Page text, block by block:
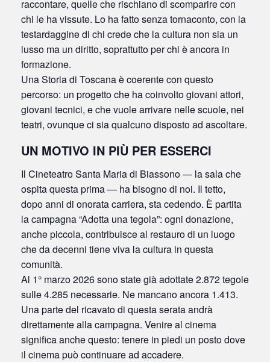
raccontare, quelle che rischiano di scomparire con
chi le ha vissute. Lo ha fatto senza tornaconto, con la
testardaggine di chi crede che la cultura non sia un
lusso ma un diritto, soprattutto per chi è ancora in
formazione.
Una Storia di Toscana è coerente con questo
percorso: un progetto che ha coinvolto giovani attori,
giovani tecnici, e che vuole arrivare nelle scuole, nei
teatri, ovunque ci sia qualcuno disposto ad ascoltare.
UN MOTIVO IN PIÙ PER ESSERCI
Il Cineteatro Santa Maria di Biassono — la sala che
ospita questa prima — ha bisogno di noi. Il tetto,
dopo anni di onorata carriera, sta cedendo. È partita
la campagna “Adotta una tegola”: ogni donazione,
anche piccola, contribuisce al restauro di un luogo
che da decenni tiene viva la cultura in questa
comunità.
Al 1° marzo 2026 sono state già adottate 2.872 tegole
sulle 4.285 necessarie. Ne mancano ancora 1.413.
Una parte del ricavato di questa serata andrà
direttamente alla campagna. Venire al cinema
significa anche questo: tenere in piedi un posto dove
il cinema può continuare ad accadere.